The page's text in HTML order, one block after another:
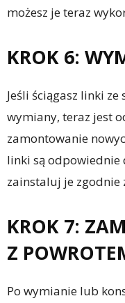
możesz je teraz
KROK 6:
Jeśli ściągasz linki
wymiany, teraz jest
zamontowanie
linki są odpowiednie
zainstaluj je
KROK 7:
Z
Po wymianie lub